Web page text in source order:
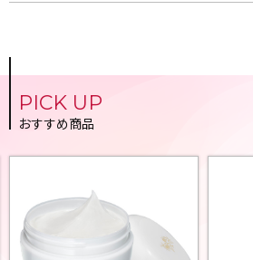
PICK UP
おすすめ商品